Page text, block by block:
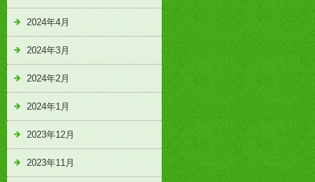
2024年4月
2024年3月
2024年2月
2024年1月
2023年12月
2023年11月